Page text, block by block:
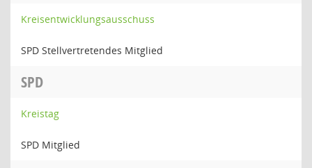
Kreisentwicklungsausschuss
SPD Stellvertretendes Mitglied
SPD
Kreistag
SPD Mitglied